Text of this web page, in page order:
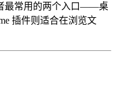
最常用的两个入口——桌
插件则适合在浏览文